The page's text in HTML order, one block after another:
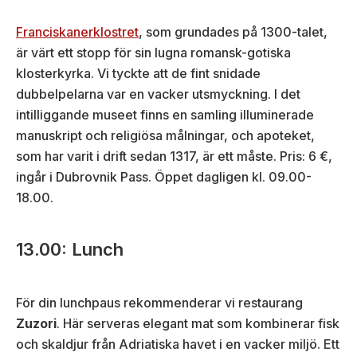
Franciskanerklostret, som grundades på 1300-talet,
är värt ett stopp för sin lugna romansk-gotiska
klosterkyrka. Vi tyckte att de fint snidade
dubbelpelarna var en vacker utsmyckning. I det
intilliggande museet finns en samling illuminerade
manuskript och religiösa målningar, och apoteket,
som har varit i drift sedan 1317, är ett måste. Pris: 6 €,
ingår i Dubrovnik Pass. Öppet dagligen kl. 09.00-
18.00.
13.00: Lunch
För din lunchpaus rekommenderar vi restaurang
Zuzori. Här serveras elegant mat som kombinerar fisk
och skaldjur från Adriatiska havet i en vacker miljö. Ett